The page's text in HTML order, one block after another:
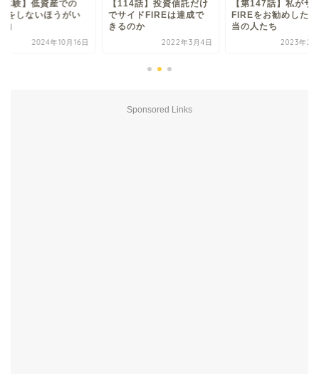
話】投資信託だけ
イドFIREは達成で
か
2022年3月4日
【第147話】私がサイド
FIREをお勧めしたい本
当の人たち
2023年2月21日
【実体験】低資産で
FIREをしないほう
い理由
2024年10
Sponsored Links